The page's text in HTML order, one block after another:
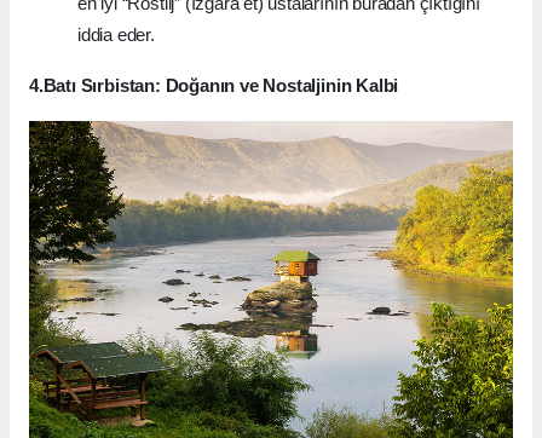
iddia eder.
4.Batı Sırbistan: Doğanın ve Nostaljinin Kalbi